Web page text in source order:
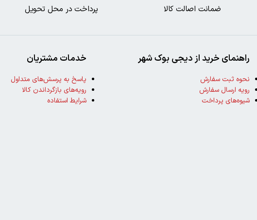
ضمانت اصالت کالا پرداخت در محل تحویل
خدمات مشتریان
پاسخ به پرسش‌های متداول
رویه‌های بازگرداندن کالا
شرایط استفاده
راهنمای خرید از دیجی بوک شهر
نحوه ثبت سفارش
رویه ارسال سفارش
شیوه‌های پرداخت